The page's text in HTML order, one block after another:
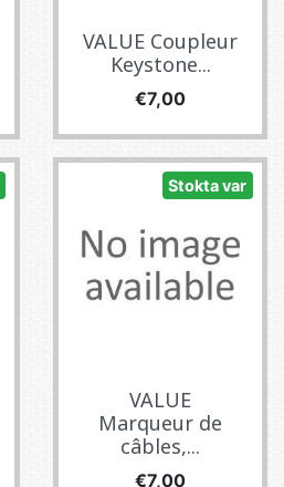
VALUE Coupleur
Keystone...
Fiyat
€7,00
Stokta var
VALUE
Marqueur de
câbles,...
Fiyat
€7,00